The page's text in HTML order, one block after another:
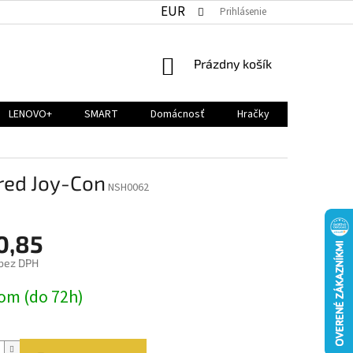
EUR Prihlásenie
NÁKUPNÝ
Prázdny košík
LENOVO+ SMART Domácnosť
Hračky
Joy-Con NSH0062
DPH
(do 72h)